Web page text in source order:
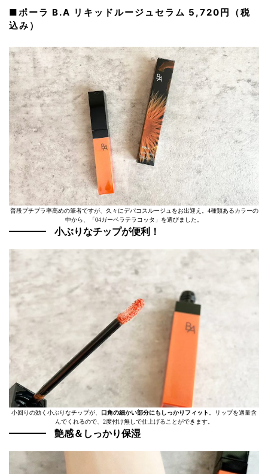
■ポーラ B.A リキッドルージュセラム 5,720円（税
込み）
普段プチプラ率高めの筆者ですが、久々にデパコスルージュをお出迎え。4種類あるカラーの
中から、「04ガーベラテラコッタ」を選びました。
小ぶりなチップが便利！
小回りの効く小ぶりなチップが、 口角の細かい部分にもしっかりフィット
。リップを適量含
んでくれるので、2度付け無しで仕上げることができます。
艶感＆しっかり保湿